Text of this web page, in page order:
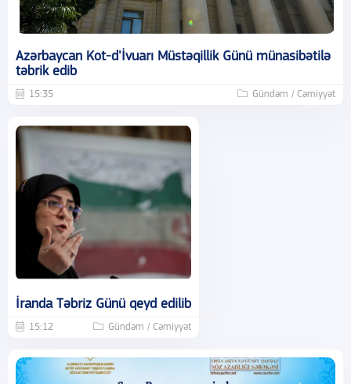
Azərbaycan Kot-d'İvuarı Müstəqillik Günü münasibətilə
təbrik edib
15:35 Gündəm / Cəmiyyət
İranda Təbriz Günü qeyd edilib
15:12 Gündəm / Cəmiyyət